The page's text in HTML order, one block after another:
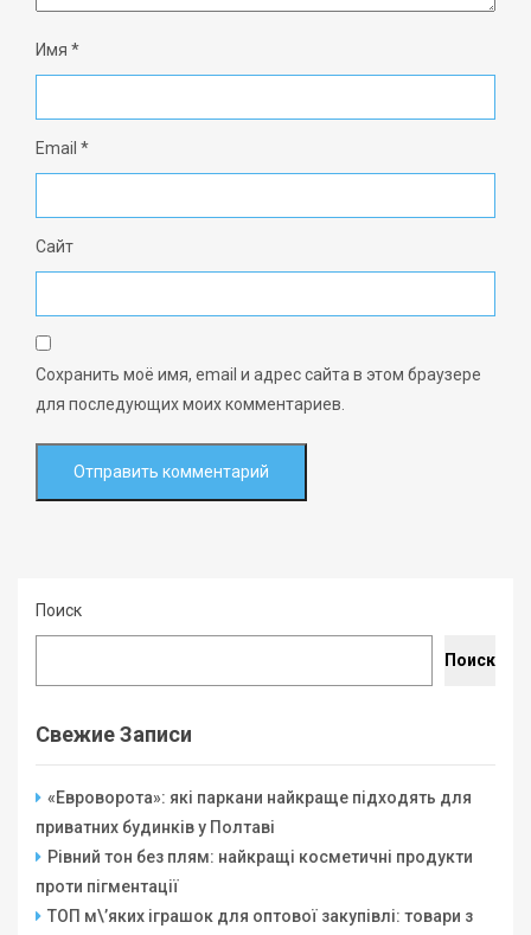
Имя *
Email *
Сайт
Сохранить моё имя, email и адрес сайта в этом браузере
для последующих моих комментариев.
Поиск
Поиск
Свежие Записи
«Евроворота»: які паркани найкраще підходять для
приватних будинків у Полтаві
Рівний тон без плям: найкращі косметичні продукти
проти пігментації
ТОП м\’яких іграшок для оптової закупівлі: товари з